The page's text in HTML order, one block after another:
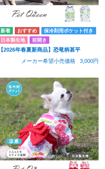
保冷剤用ポケット付き
日本製生地
前開き
【2026年春夏新商品】恐竜柄甚平
メーカー希望小売価格
3,000円